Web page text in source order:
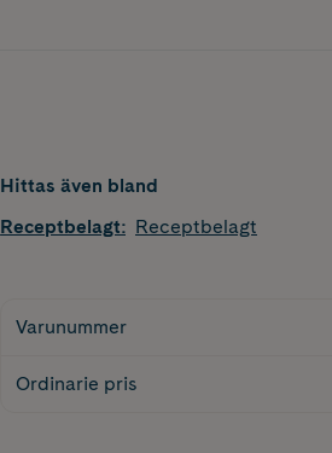
Hittas även bland
Receptbelagt: Receptbelagt
Varunummer
Ordinarie pris